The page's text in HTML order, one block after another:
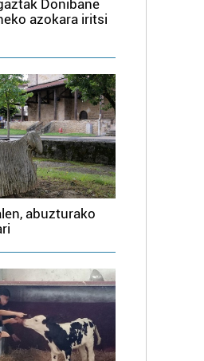
Donibane
azokara iritsi
abuzturako